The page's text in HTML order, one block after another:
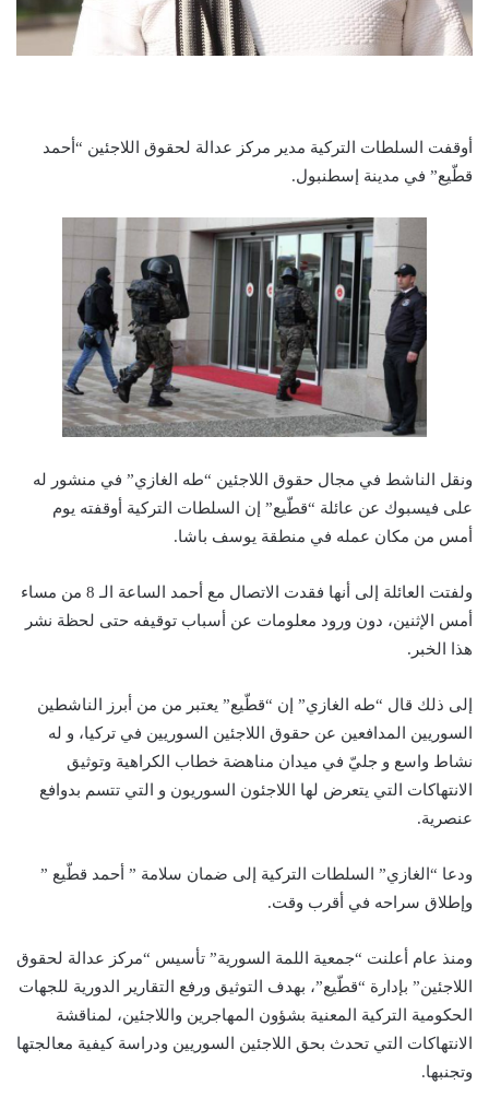
أوقفت السلطات التركية مدير مركز عدالة لحقوق اللاجئين “أحمد
قطّيع” في مدينة إسطنبول.
ونقل الناشط في مجال حقوق اللاجئين “طه الغازي” في منشور له
على فيسبوك عن عائلة “قطّيع” إن السلطات التركية أوقفته يوم
أمس من مكان عمله في منطقة يوسف باشا.
ولفتت العائلة إلى أنها فقدت الاتصال مع أحمد الساعة الـ 8 من مساء
أمس الإثنين، دون ورود معلومات عن أسباب توقيفه حتى لحظة نشر
هذا الخبر.
إلى ذلك قال “طه الغازي” إن “قطّيع” يعتبر من من أبرز الناشطين
السوريين المدافعين عن حقوق اللاجئين السوريين في تركيا، و له
نشاط واسع و جليّ في ميدان مناهضة خطاب الكراهية وتوثيق
الانتهاكات التي يتعرض لها اللاجئون السوريون و التي تتسم بدوافع
عنصرية.
ودعا “الغازي” السلطات التركية إلى ضمان سلامة ” أحمد قطّيع ”
وإطلاق سراحه في أقرب وقت.
ومنذ عام أعلنت “جمعية اللمة السورية” تأسيس “مركز عدالة لحقوق
اللاجئين” بإدارة “قطّيع”، بهدف التوثيق ورفع التقارير الدورية للجهات
الحكومية التركية المعنية بشؤون المهاجرين واللاجئين، لمناقشة
الانتهاكات التي تحدث بحق اللاجئين السوريين ودراسة كيفية معالجتها
وتجنبها.